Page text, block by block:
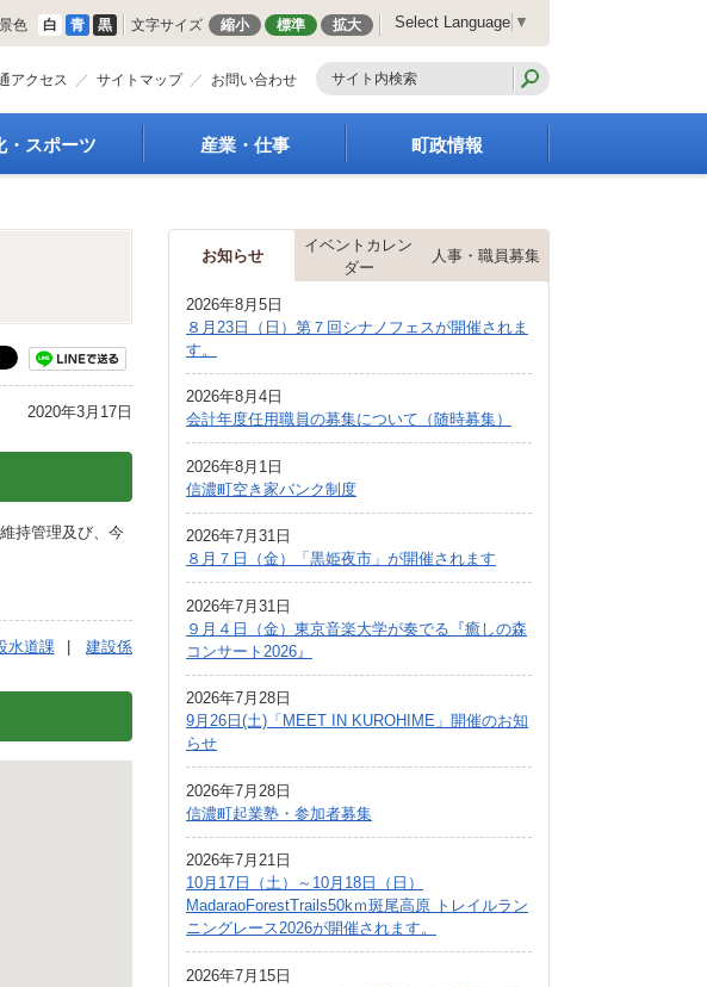
色 白 青 黒 文字サイズ 縮小 標準 拡大 Select Language ▼
アクセス サイトマップ お問い合わせ
・スポーツ 産業・仕事
商工業振興
届出・証明・法令・規
企業の税金
入札・契約
指定管理者制度
求人情報
町政情報
庁舎案内
町長の部屋
都市整備
広報しなの
町制70周年記念
2020年3月17日
持管理及び、今
水道課 建設係
お知らせ
イベントカレン
ダー
人事・職員募集
2026年8月5日
８月23日（日）第７回シナノフェスが開催されま
す。
2026年8月4日
会計年度任用職員の募集について（随時募集）
2026年8月1日
信濃町空き家バンク制度
2026年7月31日
８月７日（金）「黒姫夜市」が開催されます
2026年7月31日
９月４日（金）東京音楽大学が奏でる『癒しの森
コンサート2026』
2026年7月28日
9月26日(土)「MEET IN KUROHIME」開催のお知
らせ
2026年7月28日
信濃町起業塾・参加者募集
2026年7月21日
10月17日（土）～10月18日（日）
MadaraoForestTrails50kｍ斑尾高原 トレイルラン
ニングレース2026が開催されます。
2026年7月15日